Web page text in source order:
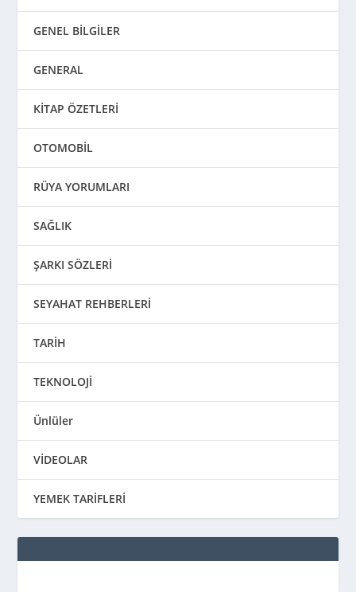
GENEL BİLGİLER
GENERAL
KİTAP ÖZETLERİ
OTOMOBİL
RÜYA YORUMLARI
SAĞLIK
ŞARKI SÖZLERİ
SEYAHAT REHBERLERİ
TARİH
TEKNOLOJİ
Ünlüler
VİDEOLAR
YEMEK TARİFLERİ